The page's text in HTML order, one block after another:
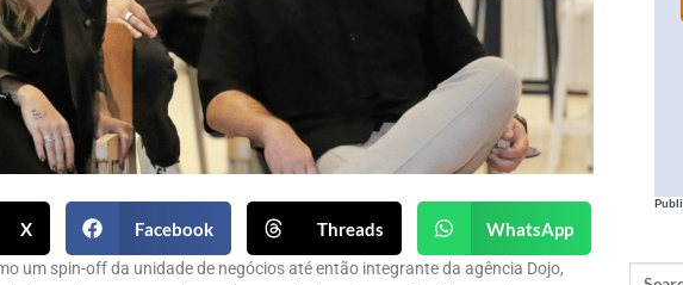
X Facebook Threads WhatsApp
um spin-off da unidade de negócios até então integrante da agência Dojo,